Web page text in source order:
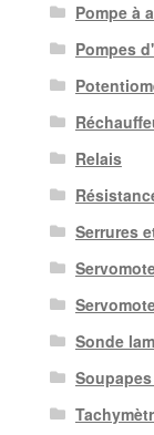
Pompe à
Pompes
Relais
Serrures
Sonde